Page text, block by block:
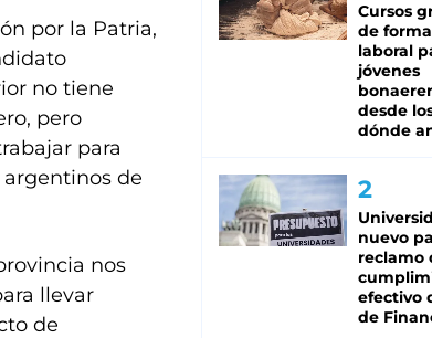
por la Patria,
no tiene
pero
para
de
nos
llevar
de
Cursos
de
laboral
jóvenes
desde
dónde
nuevo
reclamo
efectivo
de